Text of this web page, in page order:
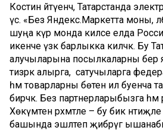
Костин әйтүенчә, Татарстанда
үсә. «Без Яндекс.Маркетта моны,
шуңа күрә монда киләсе елда
икенче үзәк барлыкка киләчәк. Бу
алучыларына посылкаларны
тизрәк алырга, ә сатучыларга
һәм товарларны бөтен ил буенча
бирәчәк. Без партнерларыбызга
Хөкүмәтенә рәхмәтле – бу бик
башында эшләтеп җибәрүгә